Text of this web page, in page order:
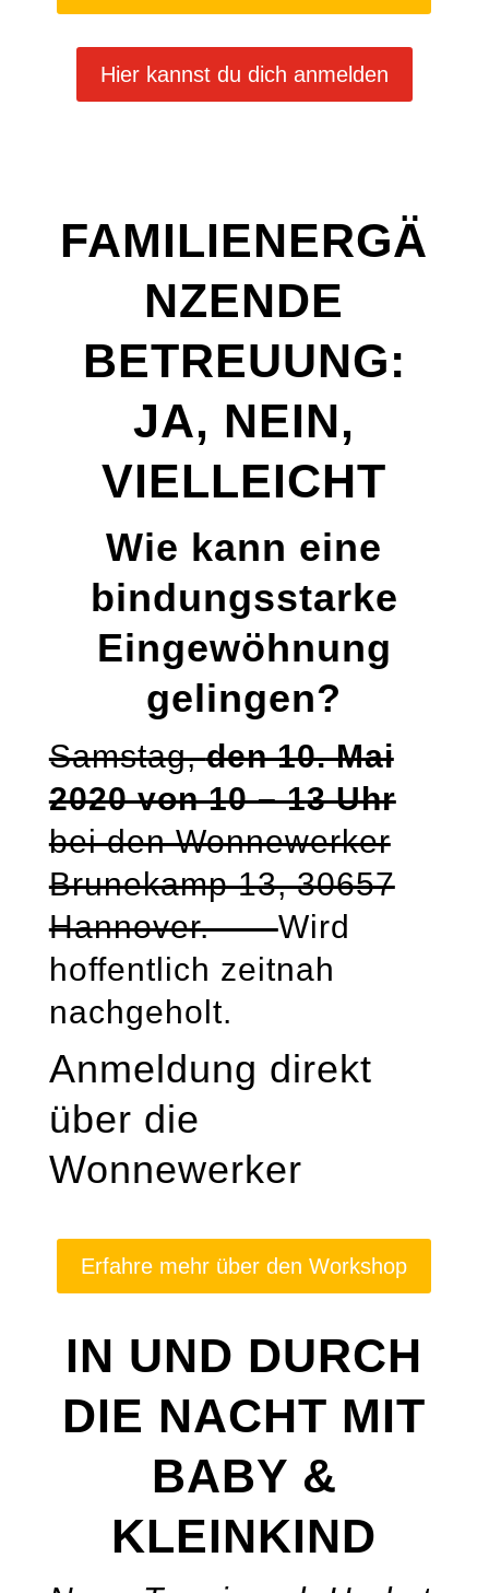
Hier kannst du dich anmelden
FAMILIENERGÄ
NZENDE
BETREUUNG:
JA, NEIN,
VIELLEICHT
Wie kann eine
bindungsstarke
Eingewöhnung
gelingen?
Samstag,den 10. Mai
2020 von 10 – 13 Uhr
bei den Wonnewerker
Brunekamp 13, 30657
Hannover.Wird
hoffentlich zeitnah
nachgeholt.
Anmeldung direkt
über die
Wonnewerker
Erfahre mehr über den Workshop
IN UND DURCH
DIE NACHT MIT
BABY &
KLEINKIND